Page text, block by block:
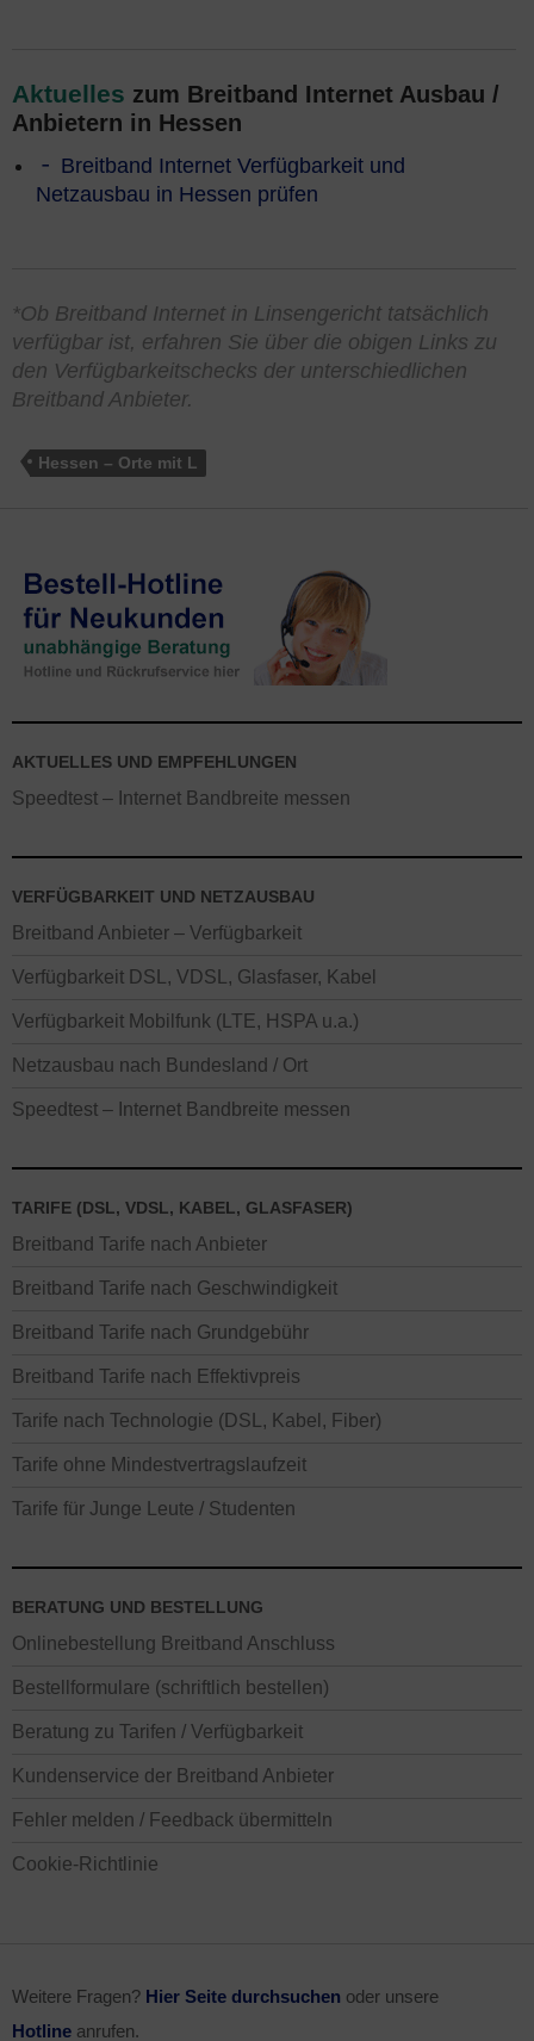
Aktuelles zum Breitband Internet Ausbau /
Anbietern in Hessen
Breitband Internet Verfügbarkeit und
Netzausbau in Hessen prüfen
*Ob Breitband Internet in Linsengericht tatsächlich
verfügbar ist, erfahren Sie über die obigen Links zu
den Verfügbarkeitschecks der unterschiedlichen
Breitband Anbieter.
Hessen – Orte mit L
AKTUELLES UND EMPFEHLUNGEN
Speedtest – Internet Bandbreite messen
VERFÜGBARKEIT UND NETZAUSBAU
Breitband Anbieter – Verfügbarkeit
Verfügbarkeit DSL, VDSL, Glasfaser, Kabel
Verfügbarkeit Mobilfunk (LTE, HSPA u.a.)
Netzausbau nach Bundesland / Ort
Speedtest – Internet Bandbreite messen
TARIFE (DSL, VDSL, KABEL, GLASFASER)
Breitband Tarife nach Anbieter
Breitband Tarife nach Geschwindigkeit
Breitband Tarife nach Grundgebühr
Breitband Tarife nach Effektivpreis
Tarife nach Technologie (DSL, Kabel, Fiber)
Tarife ohne Mindestvertragslaufzeit
Tarife für Junge Leute / Studenten
BERATUNG UND BESTELLUNG
Onlinebestellung Breitband Anschluss
Bestellformulare (schriftlich bestellen)
Beratung zu Tarifen / Verfügbarkeit
Kundenservice der Breitband Anbieter
Fehler melden / Feedback übermitteln
Cookie-Richtlinie
Weitere Fragen? Hier Seite durchsuchen oder unsere
Hotline anrufen.